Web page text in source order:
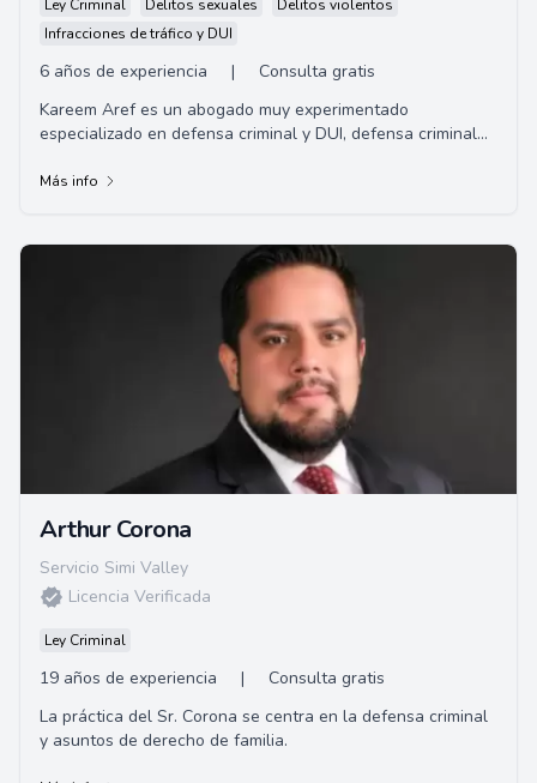
Ley Criminal Delitos sexuales
Delitos violentos
Infracciones de tráfico y DUI
6 años de experiencia |
Consulta gratis
Kareem Aref es un abogado muy experimentado
especializado en defensa criminal y DUI, defensa criminal
Más info
Arthur Corona
Servicio Simi Valley
Licencia Verificada
Ley Criminal
19 años de experiencia |
Consulta gratis
La práctica del Sr. Corona se centra en la defensa criminal
y asuntos de derecho de familia.